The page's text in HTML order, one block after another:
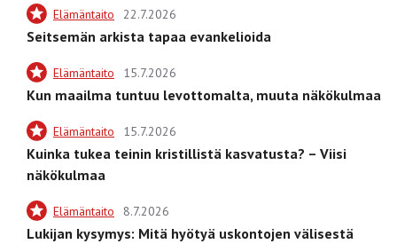
Elämäntaito 22.7.2026
Seitsemän arkista tapaa evankelioida
Elämäntaito 15.7.2026
Kun maailma tuntuu levottomalta, muuta näkökulmaa
Elämäntaito 15.7.2026
Kuinka tukea teinin kristillistä kasvatusta? – Viisi
näkökulmaa
Elämäntaito 8.7.2026
Lukijan kysymys: Mitä hyötyä uskontojen välisestä